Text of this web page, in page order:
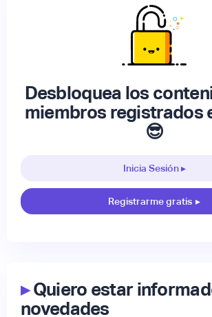
Desbloquea los
miembros registrados
😎
Inicia Sesión ▸
Registrarme gratis ▸
▸Quiero estar
novedades